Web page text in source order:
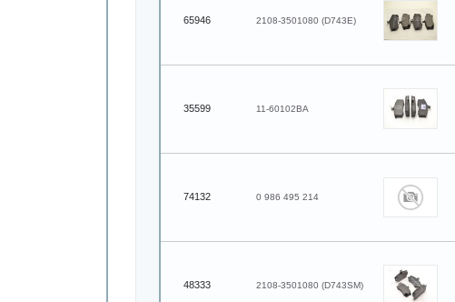
65946 2108-3501080 (D743Е)
35599 11-60102BA
74132 0 986 495 214
48333 2108-3501080 (D743SM)